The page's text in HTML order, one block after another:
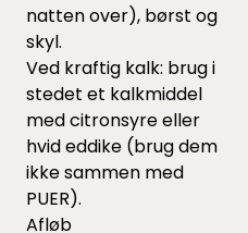
natten over), børst og
skyl.
Ved kraftig kalk: brug i
stedet et kalkmiddel
med citronsyre eller
hvid eddike (brug dem
ikke sammen med
PUER).
Afløb